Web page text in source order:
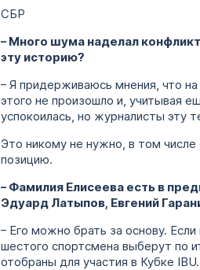
СБР
– Много шума наделал
эту историю?
– Я придерживаюсь мнения, что
этого не произошло и, учитывая
успокоилась, но журналисты эту
Это никому не нужно, в том
позицию.
– Фамилия Елисеева есть в
Эдуард Латыпов, Евгений
– Его можно брать за основу.
шестого спортсмена выберут по
отобраны для участия в Кубке